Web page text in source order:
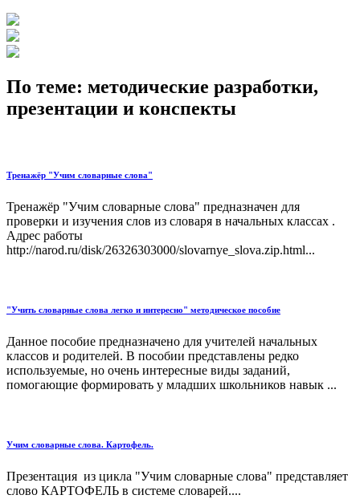
По теме: методические разработки,
презентации и конспекты
Тренажёр "Учим словарные слова"
Тренажёр "Учим словарные слова" предназначен для
проверки и изучения слов из словаря в начальных классах .
Адрес работы
http://narod.ru/disk/26326303000/slovarnye_slova.zip.html...
"Учить словарные слова легко и интересно" методическое пособие
Данное пособие предназначено для учителей начальных
классов и родителей. В пособии представлены редко
используемые, но очень интересные виды заданий,
помогающие формировать у младших школьников навык ...
Учим словарные слова. Картофель.
Презентация из цикла "Учим словарные слова" представляет
слово КАРТОФЕЛЬ в системе словарей....